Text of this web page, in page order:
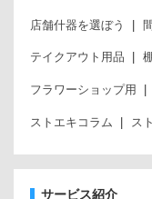
店舗什器を選ぼう
テイクアウト用品
フラワーショップ用
ストエキコラム ス
サービス紹介